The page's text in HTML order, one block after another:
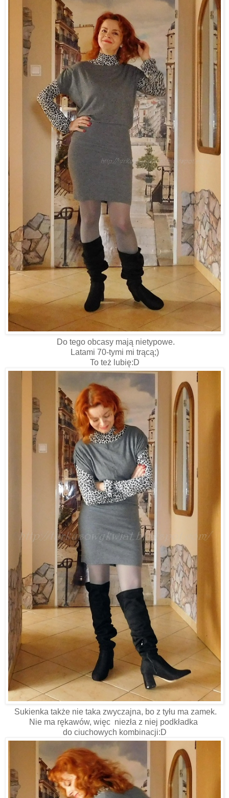
Do tego obcasy mają nietypowe.
Latami 70-tymi mi trącą;)
To też lubię:D
Sukienka także nie taka zwyczajna, bo z tyłu ma zamek.
Nie ma rękawów, więc niezła z niej podkładka
do ciuchowych kombinacji:D